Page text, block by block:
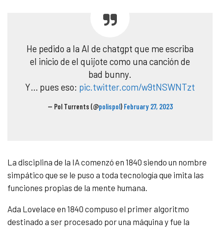
He pedido a la AI de chatgpt que me escriba
el inicio de el quijote como una canción de
bad bunny.
Y… pues eso: pic.twitter.com/w9tNSWNTzt
— Pol Turrents (@polispol) February 27, 2023
La disciplina de la IA comenzó en 1840 siendo un nombre
simpático que se le puso a toda tecnología que imita las
funciones propias de la mente humana.
Ada Lovelace en 1840 compuso el primer algoritmo
destinado a ser procesado por una máquina y fue la